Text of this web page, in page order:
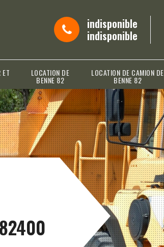
indisponible
indisponible
ET LOCATION DE
BENNE 82
LOCATION DE CAMION DE
BENNE 82